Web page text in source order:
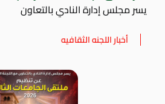
يسر مجلس إدارة النادي بالتعاون
أخبار اللجنه الثقافيه